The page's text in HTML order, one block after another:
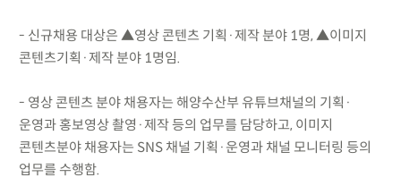
- 신규채용 대상은 ▲영상 콘텐츠 기획·제작 분야 1명, ▲이미지
콘텐츠기획·제작 분야 1명임.
- 영상 콘텐츠 분야 채용자는 해양수산부 유튜브채널의 기획·
운영과 홍보영상 촬영·제작 등의 업무를 담당하고, 이미지
콘텐츠분야 채용자는 SNS 채널 기획·운영과 채널 모니터링 등의
업무를 수행함.